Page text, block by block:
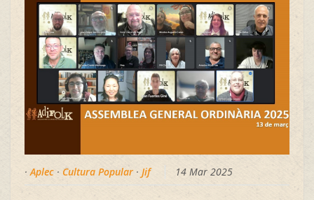
·Aplec · Cultura Popular · Jif 14 Mar 2025